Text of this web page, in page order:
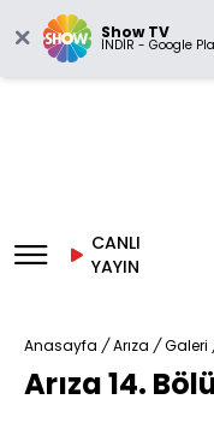
Show TV
İNDİR - Google
CANLI
YAYIN
Anasayfa / Arıza / Galeri
Arıza 14.